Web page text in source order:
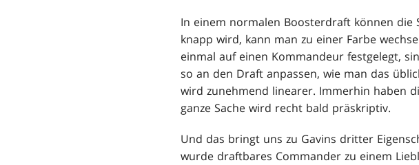
In einem normalen Boosterdraft können die
knapp wird, kann man zu einer Farbe
einmal auf einen Kommandeur festgelegt,
so an den Draft anpassen, wie man das
wird zunehmend linearer. Immerhin haben
ganze Sache wird recht bald präskriptiv.
Und das bringt uns zu Gavins dritter
wurde draftbares Commander zu einem